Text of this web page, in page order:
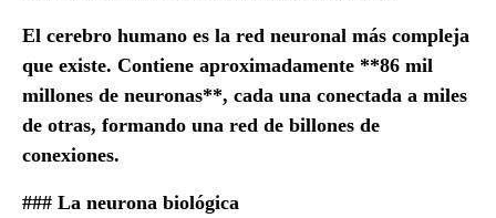
El cerebro humano es la red neuronal más compleja
que existe. Contiene aproximadamente **86 mil
millones de neuronas**, cada una conectada a miles
de otras, formando una red de billones de
conexiones.
### La neurona biológica